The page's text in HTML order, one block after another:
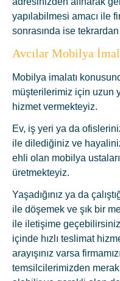
yapılabilmesi amacı ile
sonrasında ise
Avcılar Mobilya
Mobilya imalatı
müşterilerimiz için uzun
hizmet vermekteyiz.
Ev, iş yeri ya da
ile dilediğiniz ve
ehli olan mobilya
üretmekteyiz.
Yaşadığınız ya da
ile döşemek ve şık bir
ile iletişime
içinde hızlı teslimat
arayışınız varsa
temsilcilerimizden merak